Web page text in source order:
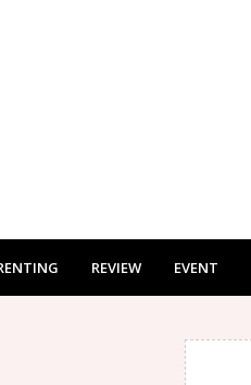
REVIEW EVENT